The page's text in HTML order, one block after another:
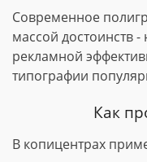
Современное
массой достоинств
рекламной
типографии
Как
В копицентрах